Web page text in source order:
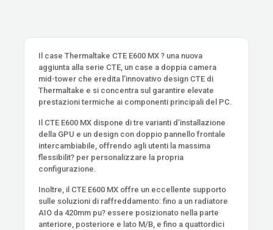
Il case Thermaltake CTE E600 MX ? una nuova
aggiunta alla serie CTE, un case a doppia camera
mid-tower che eredita l’innovativo design CTE di
Thermaltake e si concentra sul garantire elevate
prestazioni termiche ai componenti principali del PC.
Il CTE E600 MX dispone di tre varianti d’installazione
della GPU e un design con doppio pannello frontale
intercambiabile, offrendo agli utenti la massima
flessibilit? per personalizzare la propria
configurazione.
Inoltre, il CTE E600 MX offre un eccellente supporto
sulle soluzioni di raffreddamento: fino a un radiatore
AIO da 420mm pu? essere posizionato nella parte
anteriore, posteriore e lato M/B, e fino a quattordici